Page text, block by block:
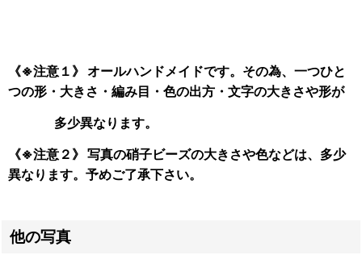
《※注意１》 オールハンドメイドです。その為、一つひと
つの形・大きさ・編み目・色の出方・文字の大きさや形が
多少異なります。
《※注意２》 写真の硝子ビーズの大きさや色などは、多少
異なります。予めご了承下さい。
他の写真